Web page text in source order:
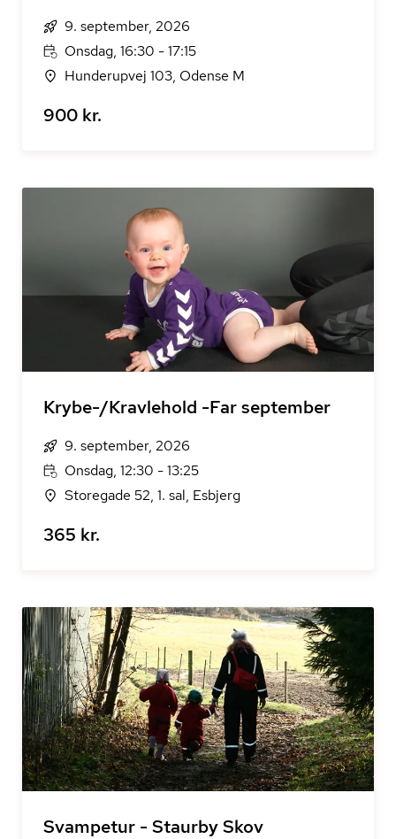
9. september, 2026
Onsdag, 16:30 - 17:15
Hunderupvej 103, Odense M
900 kr.
Krybe-/Kravlehold -Far september
9. september, 2026
Onsdag, 12:30 - 13:25
Storegade 52, 1. sal, Esbjerg
365 kr.
Svampetur - Staurby Skov